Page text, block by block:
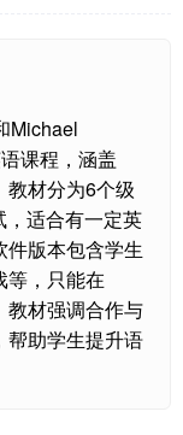
Michael
课程，涵盖
教材分为6个级
适合有一定英
版本包含学生
等，只能在
教材强调合作与
帮助学生提升语